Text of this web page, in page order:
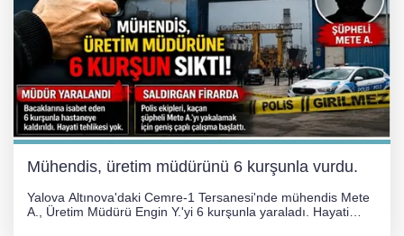
Mühendis, üretim müdürünü 6 kurşunla vurdu.
Yalova Altınova'daki Cemre-1 Tersanesi'nde mühendis Mete
A., Üretim Müdürü Engin Y.'yi 6 kurşunla yaraladı. Hayati